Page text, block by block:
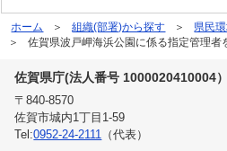
ホーム 組織(部署)から探す 県民
佐賀県波戸岬海浜公園に係る指定管理者
佐賀県庁(法人番号 1000020410004）
〒840-8570
佐賀市城内1丁目1-59
Tel:0952-24-2111 （代表）